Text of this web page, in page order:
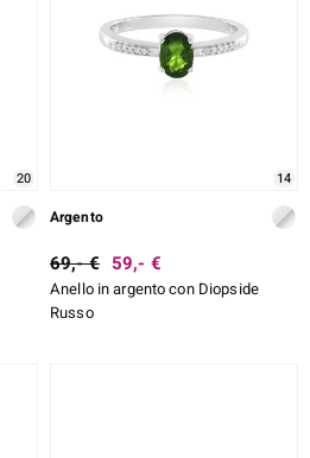
20 14
Argento
69,- € 59,- €
Anello in argento con Diopside
Russo